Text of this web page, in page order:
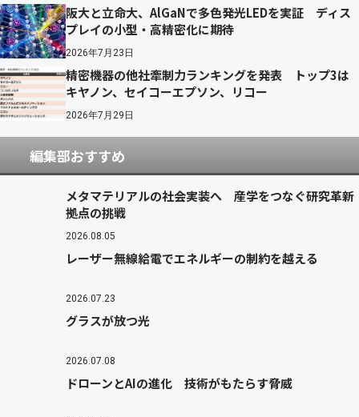
阪大と立命大、AlGaNで多色発光LEDを実証 ディス
プレイの小型・高精密化に期待
2026年7月23日
精密機器の他社牽制力ランキングを発表 トップ3は
キヤノン、セイコーエプソン、リコー
2026年7月29日
編集部おすすめ
メタマテリアルの社会実装へ 産学をつなぐ研究革新
拠点の挑戦
2026.08.05
レーザー無線給電でエネルギーの制約を越える
2026.07.23
グラスが放つ光
2026.07.08
ドローンとAIの進化 技術がもたらす脅威